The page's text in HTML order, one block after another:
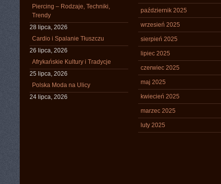
Piercing – Rodzaje, Techniki,
Trendy
28 lipca, 2026
Cardio i Spalanie Tłuszczu
26 lipca, 2026
Afrykańskie Kultury i Tradycje
25 lipca, 2026
Polska Moda na Ulicy
24 lipca, 2026
październik 2025
wrzesień 2025
sierpień 2025
lipiec 2025
czerwiec 2025
maj 2025
kwiecień 2025
marzec 2025
luty 2025